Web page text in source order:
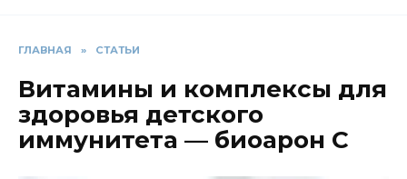
ГЛАВНАЯ » СТАТЬИ
Витамины и комплексы для
здоровья детского
иммунитета — биоарон С